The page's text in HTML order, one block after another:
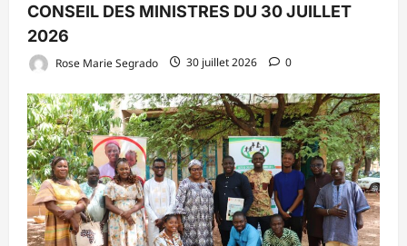
CONSEIL DES MINISTRES DU 30 JUILLET
2026
Rose Marie Segrado 30 juillet 2026 0